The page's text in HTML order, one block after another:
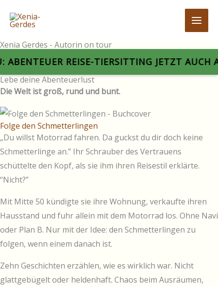
Inhalt
Xenia Gerdes - Autorin on tour
REISE-TIERSITTING JETZT AUCH
Lebe deine Abenteuerlust
Die Welt ist groß, rund und bunt.
Folge den Schmetterlingen
„Du willst Motorrad fahren. Da guckst du dir doch keine
Schmetterlinge an.” Ihr Schrauber des Vertrauens
schüttelte den Kopf, als sie ihm ihren Reisestil erklärte.
“Nicht?”
Mit Mitte 50 kündigte sie ihre Wohnung, verkaufte ihren
Hausstand und fuhr allein mit dem Motorrad los. Ohne Navi
oder Plan B. Nur mit der Idee: den Schmetterlingen zu
folgen, wenn einem danach ist.
Zehn Geschichten erzählen, wie es wirklich war. Nicht
glattgebügelt oder heldenhaft. Chaos beim Ausräumen,